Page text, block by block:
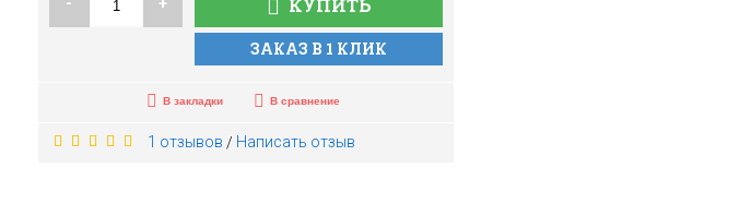
КУПИТЬ
ЗАКАЗ В 1 КЛИК
В закладки В сравнение
1 отзывов / Написать отзыв